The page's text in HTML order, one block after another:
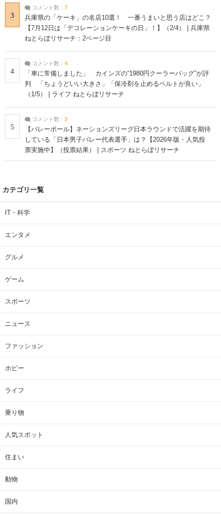
3
コメント数： 7
兵庫県の「ケーキ」の名店10選！ 一番うまいと思う店はどこ？
【7月12日は「デコレーションケーキの日」！】（2/4） | 兵庫県
ねとらぼリサーチ：2ページ目
4
コメント数： 4
「車に常備しました」 カインズの“1980円クーラーバッグ”が評
判 「ちょうどいい大きさ」「保冷剤を止めるベルトが良い」
（1/5） | ライフ ねとらぼリサーチ
5
コメント数： 3
【バレーボール】ネーションズリーグ日本ラウンドで活躍を期待
している「日本男子バレー代表選手」は？【2026年版・人気投
票実施中】（投票結果） | スポーツ ねとらぼリサーチ
カテゴリ一覧
IT・科学
エンタメ
グルメ
ゲーム
スポーツ
ニュース
ファッション
ホビー
ライフ
乗り物
人気スポット
住まい
動物
国内